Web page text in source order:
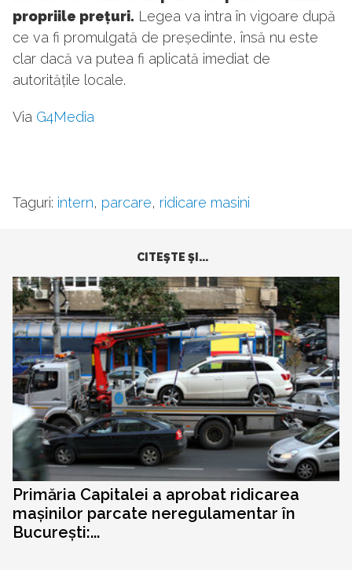
propriile prețuri. Legea va intra în vigoare după
ce va fi promulgată de președinte, însă nu este
clar dacă va putea fi aplicată imediat de
autoritățile locale.
Via G4Media
Taguri: intern, parcare, ridicare masini
CITEŞTE ŞI...
Primăria Capitalei a aprobat ridicarea
mașinilor parcate neregulamentar în
București:...